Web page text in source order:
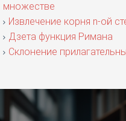
множестве
Извлечение корня n-ой
Дзета функция Римана
Склонение